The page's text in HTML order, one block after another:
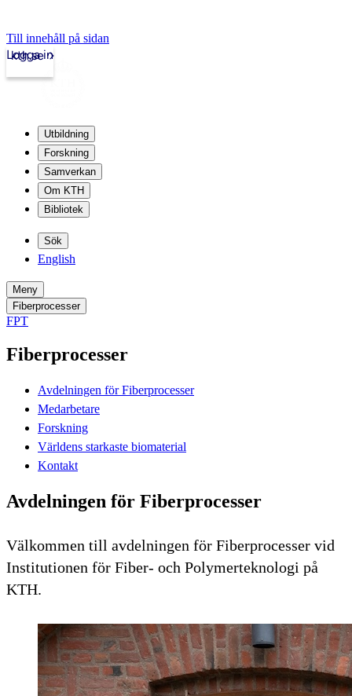
Till innehåll på sidan
kth.se
Logga in
Utbildning
Forskning
Samverkan
Om KTH
Bibliotek
Sök
English
Meny
Fiberprocesser
FPT
Fiberprocesser
Avdelningen för Fiberprocesser
Medarbetare
Forskning
Världens starkaste biomaterial
Kontakt
Avdelningen för Fiberprocesser
Välkommen till avdelningen för Fiberprocesser vid
Institutionen för Fiber- och Polymerteknologi på
KTH.